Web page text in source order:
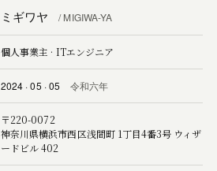
ミギワヤ / MIGIWA-YA
個人事業主 · ITエンジニア
2024 · 05 · 05 令和六年
〒220-0072
神奈川県横浜市西区浅間町 1丁目4番3号 ウィザ
ードビル 402